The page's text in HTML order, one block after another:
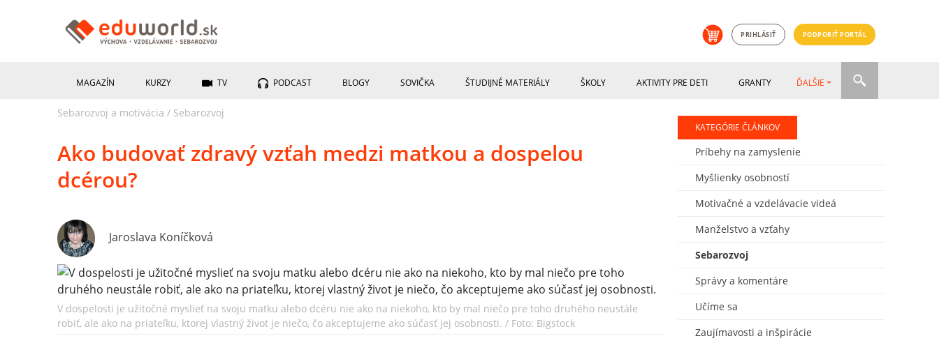
PRIHLÁSIŤ PODPORIŤ PORTÁL
MAGAZÍN KURZY TV PODCAST BLOGY SOVIČKA ŠTUDIJNÉ MATERIÁLY ŠKOLY AKTIVITY PRE DETI GRANTY ĎALŠIE
Sebarozvoj a motivácia / Sebarozvoj
Ako budovať zdravý vzťah medzi matkou a dospelou
dcérou?
Jaroslava Koníčková
V dospelosti je užitočné myslieť na svoju matku alebo dcéru nie ako na niekoho, kto by mal niečo pre toho druhého neustále
robiť, ale ako na priateľku, ktorej vlastný život je niečo, čo akceptujeme ako súčasť jej osobnosti. / Foto: Bigstock
KATEGÓRIE ČLÁNKOV
Príbehy na zamyslenie
Myšlienky osobností
Motivačné a vzdelávacie videá
Manželstvo a vzťahy
Sebarozvoj
Správy a komentáre
Učíme sa
Zaujímavosti a inšpirácie